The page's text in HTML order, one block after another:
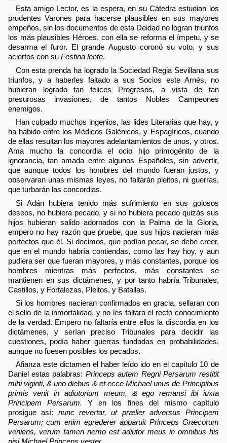
Esta amigo Lector, es la espera, en su Cátedra estudian los
prudentes Varones para hacerse plausibles en sus mayores
empeños, sin los documentos de esta Deidad no logran triunfos
los más plausibles Héroes, con ella se reforma el ímpetu, y se
desarma el furor. El grande Augusto coronó su voto, y sus
aciertos con su Festina lente.
Con esta prenda ha logrado la Sociedad Regia Sevillana sus
triunfos, y a haberles faltado a sus Socios este Arnés, no
hubieran logrado tan felices Progresos, a vista de tan
presurosas invasiones, de tantos Nobles Campeones
enemigos.
Han culpado muchos ingenios, las lides Literarias que hay, y
ha habido entre los Médicos Galénicos, y Espagíricos, cuando
de ellas resultan los mayores adelantamientos de unos, y otros.
Ama mucho la concordia el ocio hijo primogénito de la
ignorancia, tan amada entre algunos Españoles, sin advertir,
que aunque todos los hombres del mundo fueran justos, y
observaran unas mismas leyes, no faltarán pleitos, ni guerras,
que turbarán las concordias.
Si Adán hubiera tenido más sufrimiento en sus golosos
deseos, no hubiera pecado, y si no hubiera pecado quizás sus
hijos hubieran salido adornados con la Palma de la Gloria,
empero no hay razón que pruebe, que sus hijos nacieran más
perfectos que él. Si decimos, que podían pecar, se debe creer,
que en el mundo habría contiendas, como las hay hoy, y aun
pudiera ser que fueran mayores, y más constantes, porque los
hombres mientras más perfectos, más constantes se
mantienen en sus dictámenes, y por tanto habría Tribunales,
Castillos, y Fortalezas, Pleitos, y Batallas.
Si los hombres nacieran confirmados en gracia, sellaran con
el sello de la inmortalidad, y no les faltara el recto conocimiento
de la verdad. Empero no faltaría entre ellos la discordia en los
dictámenes, y serían preciso Tribunales para decidir las
cuestiones, podía haber guerras fundadas en probabilidades,
aunque no fuesen posibles los pecados.
Afianza este dictamen el haber leído ido en el capítulo 10 de
Daniel estas palabras: Princeps autem Regni Persarum restitit
mihi viginti, & uno diebus & et ecce Michael unus de Principibus
primis venit in adiutorium meum, & ego remansi ibi iuxta
Principem Persarum. Y en los fines del mismo capítulo
prosigue así: nunc revertar, ut prælier adversus Principem
Persarum; cum enim egrederer apparuit Princeps Græcorum
veniens, verum tamen nemo est adiutor meus in omnibus his